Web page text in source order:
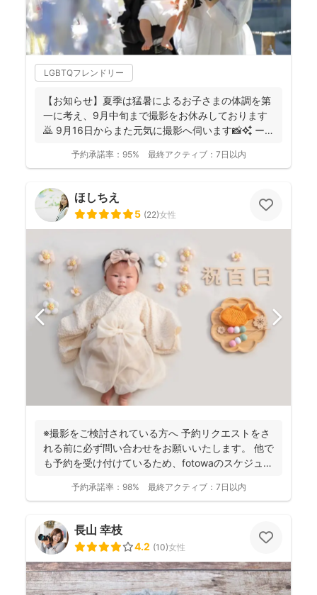
LGBTQフレンドリー
【お知らせ】夏季は猛暑によるお子さまの体調を第
一に考え、9月中旬まで撮影をお休みしております
🙇 9月16日からまた元気に撮影へ伺います📸✨ ー
予約承諾率： 95% 最終アクティブ： 7日以内
ほしちえ
5 (22)女性
※撮影をご検討されている方へ 予約リクエストをさ
れる前に必ず問い合わせをお願いいたします。 他で
も予約を受け付けているため、fotowaのスケジュー
予約承諾率： 98% 最終アクティブ： 7日以内
長山 幸枝
4.2 (10)女性